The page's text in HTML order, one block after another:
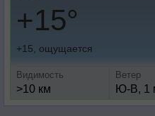
+15°
+15, ощущается
Видимость
>10 км
Ветер
Ю-В, 1